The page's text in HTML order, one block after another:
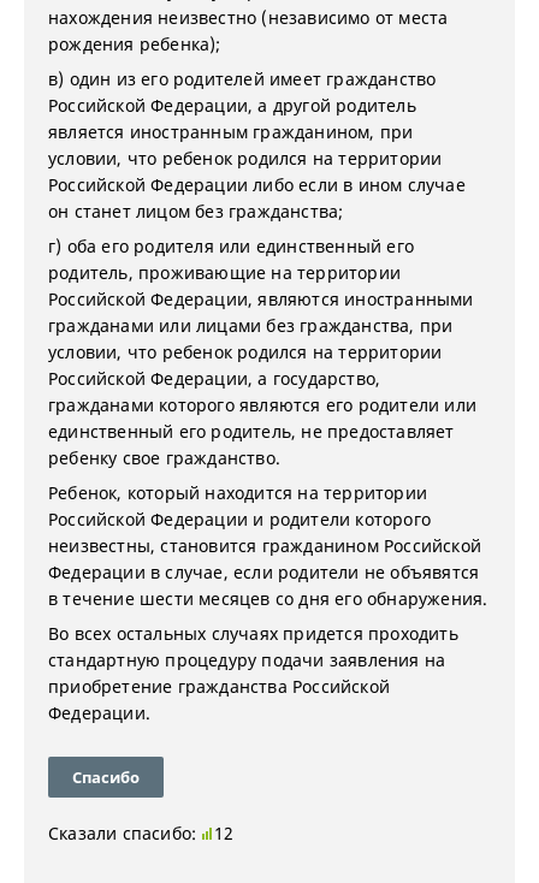
нахождения неизвестно (независимо от места
рождения ребенка);
в) один из его родителей имеет гражданство
Российской Федерации, а другой родитель
является иностранным гражданином, при
условии, что ребенок родился на территории
Российской Федерации либо если в ином случае
он станет лицом без гражданства;
г) оба его родителя или единственный его
родитель, проживающие на территории
Российской Федерации, являются иностранными
гражданами или лицами без гражданства, при
условии, что ребенок родился на территории
Российской Федерации, а государство,
гражданами которого являются его родители или
единственный его родитель, не предоставляет
ребенку свое гражданство.
Ребенок, который находится на территории
Российской Федерации и родители которого
неизвестны, становится гражданином Российской
Федерации в случае, если родители не объявятся
в течение шести месяцев со дня его обнаружения.
Во всех остальных случаях придется проходить
стандартную процедуру подачи заявления на
приобретение гражданства Российской
Федерации.
Спасибо
Сказали спасибо: 12